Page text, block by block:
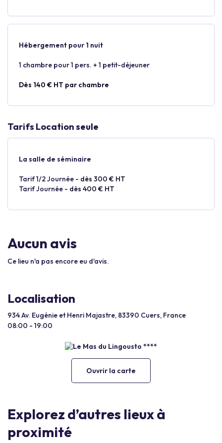
Hébergement pour 1 nuit
1 chambre pour 1 pers. + 1 petit-déjeuner
Dès 140 € HT par chambre
Tarifs Location seule
La salle de séminaire
Tarif 1/2 Journée - dès 300 € HT
Tarif Journée - dès 400 € HT
Aucun avis
Ce lieu n'a pas encore eu d'avis.
Localisation
934 Av. Eugénie et Henri Majastre, 83390 Cuers, France
08:00 - 19:00
Ouvrir la carte
Explorez d’autres lieux à
proximité